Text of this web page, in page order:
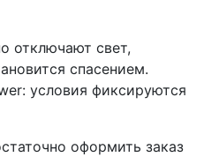
отключают свет,
спасением.
условия фиксируются
оформить заказ